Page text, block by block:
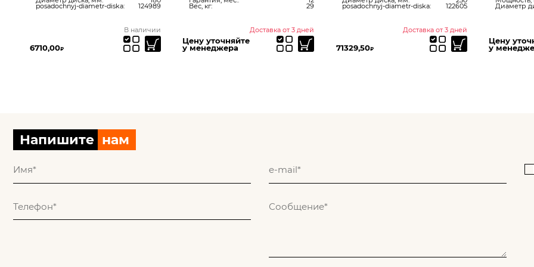
posadochnyj-diametr-diska: 124989
В наличии
6710,00₽
Вес, кг: 29
Доставка от 3 дней
Цену уточняйте
у менеджера
posadochnyj-diametr-diska: 122605
Доставка от 3 дней
71329,50₽
Диаметр
Цену
у
Напишите нам